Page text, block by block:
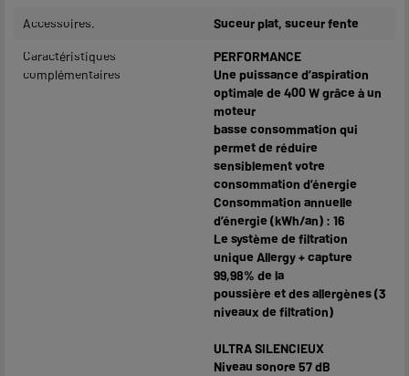
Accessoires. Suceur plat, suceur fente
Caractéristiques
complémentaires
PERFORMANCE
Une puissance d’aspiration
optimale de 400 W grâce à un
moteur
basse consommation qui
permet de réduire
sensiblement votre
consommation d’énergie
Consommation annuelle
d’énergie (kWh/an) : 16
Le système de filtration
unique Allergy + capture
99,98% de la
poussière et des allergènes (3
niveaux de filtration)
ULTRA SILENCIEUX
Niveau sonore 57 dB